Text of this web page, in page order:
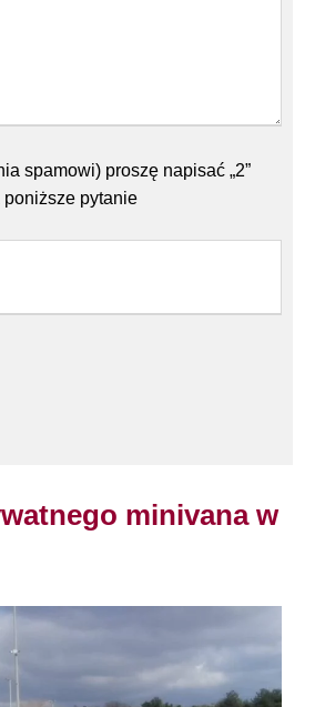
spamowi) proszę napisać „2”
pytanie
minivana w